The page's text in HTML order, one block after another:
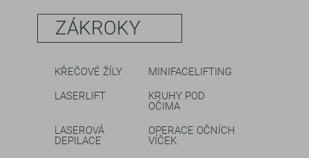
ZÁKROKY
KŘEČOVÉ ŽÍLY
MINIFACELIFTING
LASERLIFT
KRUHY POD
OČIMA
LASEROVÁ
DEPILACE
OPERACE OČNÍCH
VÍČEK